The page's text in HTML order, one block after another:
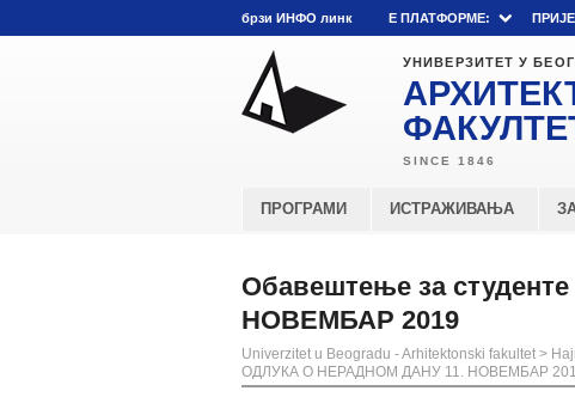
брзи ИНФО линк E ПЛАТФОРМЕ:
УНИВЕРЗИТЕТ У
ПРОГРАМИ ИСТРАЖИВАЊА
Обавештење за
НОВЕМБАР 2019
Univerzitet u Beogradu - Arhitektonski fakultet >
ОДЛУКА О НЕРАДНОМ ДАНУ 11. НОВЕМБАР